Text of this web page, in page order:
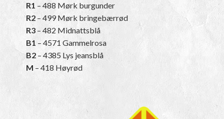
R1 – 488 Mørk burgunder
R2 – 499 Mørk bringebærrød
R3 – 482 Midnattsblå
B1 – 4571 Gammelrosa
B2 – 4385 Lys jeansblå
M – 418 Høyrød